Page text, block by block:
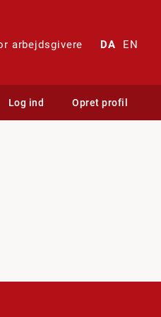
arbejdsgivere DA EN
Log ind Opret profil